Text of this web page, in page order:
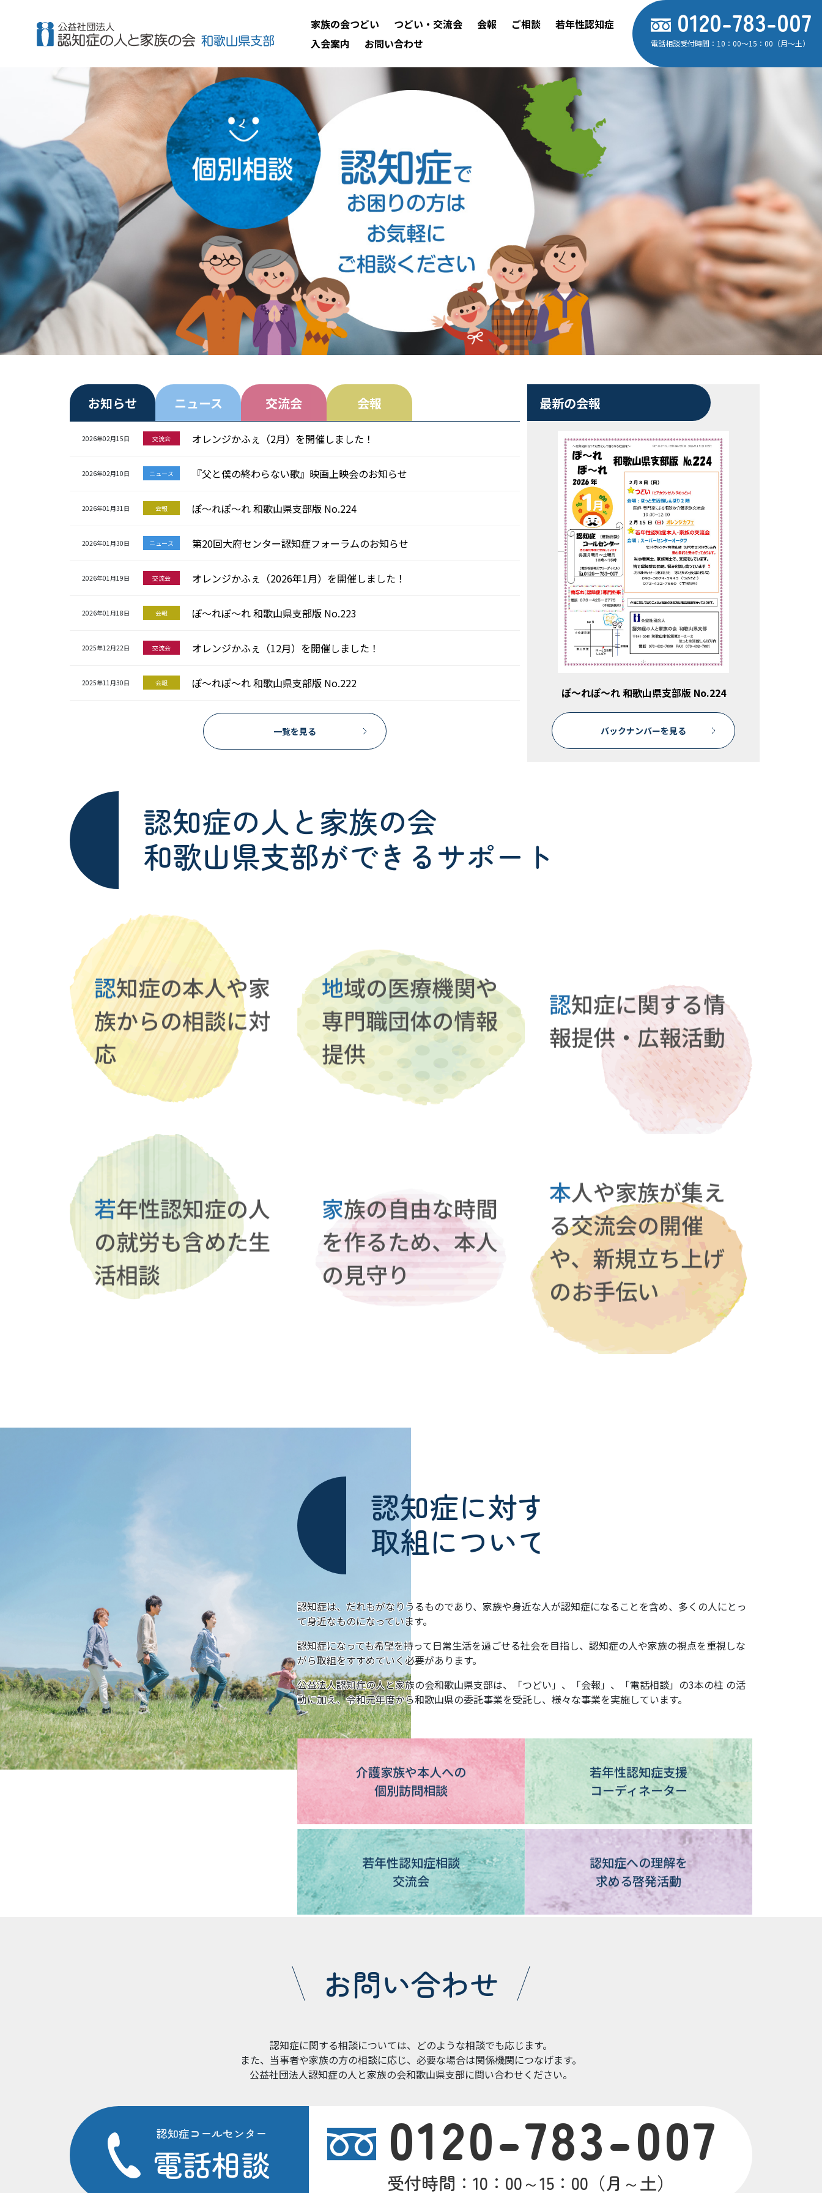
家族の会つどい つどい・交流会 会報 ご相談
若年性認知症
入会案内
お問い合わせ
0120-783-007
電話相談受付時間：10：00～15：00（月～土）
お知らせ ニュース 交流会 会報
2026年02月15日 交流会 オレンジかふぇ（2月）を開催しました！
2026年02月10日 ニュース 『父と僕の終わらない歌』映画上映会のお知らせ
2026年01月31日 会報 ぽ～れぽ～れ 和歌山県支部版 No.224
2026年01月30日 ニュース 第20回大府センター認知症フォーラムのお知らせ
2026年01月19日 交流会 オレンジかふぇ（2026年1月）を開催しました！
2026年01月18日 会報 ぽ～れぽ～れ 和歌山県支部版 No.223
2025年12月22日 交流会 オレンジかふぇ（12月）を開催しました！
2025年11月30日 会報 ぽ～れぽ～れ 和歌山県支部版 No.222
一覧を見る
最新の会報
ぽ～れぽ～れ 和歌山県支部版 No.224
バックナンバーを見る
認知症の人と家族の会
和歌山県支部ができるサポート
認知症の本人や家
族からの相談に対
応
地域の医療機関や
専門職団体の情報
提供
認知症に関する情
報提供・広報活動
若年性認知症の人
の就労も含めた生
活相談
家族の自由な時間
を作るため、本人
の見守り
本人や家族が集え
る交流会の開催
や、新規立ち上げ
のお手伝い
認知症に対する考え方と
取組について
認知症は、だれもがなりうるものであり、家族や身近な人が認知症になることを含め、多くの人にとっ
て身近なものになっています。
認知症になっても希望を持って日常生活を過ごせる社会を目指し、認知症の人や家族の視点を重視しな
がら取組をすすめていく必要があります。
公益法人認知症の人と家族の会和歌山県支部は、「つどい」、「会報」、「電話相談」の3本の柱 の活
動に加え、令和元年度から和歌山県の委託事業を受託し、様々な事業を実施しています。
介護家族や本人への
個別訪問相談
若年性認知症支援
コーディネーター
若年性認知症相談
交流会
認知症への理解を
求める啓発活動
お問い合わせ
認知症に関する相談については、どのような相談でも応じます。
また、当事者や家族の方の相談に応じ、必要な場合は関係機関につなげます。
公益社団法人認知症の人と家族の会和歌山県支部に問い合わせください。
認知症コールセンター
電話相談 0120-783-007
受付時間：10：00～15：00（月～土）